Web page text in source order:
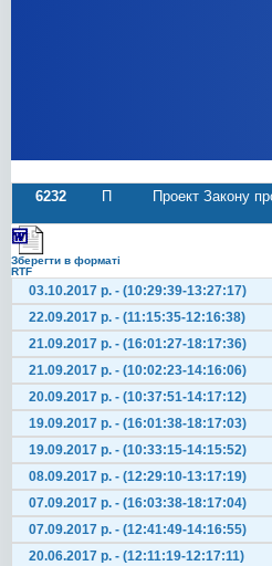
6232 П
Проект Закону
Зберегти в форматі
RTF
03.10.2017 р. - (10:29:39-13:27:17)
22.09.2017 р. - (11:15:35-12:16:38)
21.09.2017 р. - (16:01:27-18:17:36)
21.09.2017 р. - (10:02:23-14:16:06)
20.09.2017 р. - (10:37:51-14:17:12)
19.09.2017 р. - (16:01:38-18:17:03)
19.09.2017 р. - (10:33:15-14:15:52)
08.09.2017 р. - (12:29:10-13:17:19)
07.09.2017 р. - (16:03:38-18:17:04)
07.09.2017 р. - (12:41:49-14:16:55)
20.06.2017 р. - (12:11:19-12:17:11)